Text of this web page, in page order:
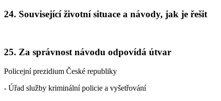
24. Související životní situace a návody, jak je řešit
25. Za správnost návodu odpovídá útvar
Policejní prezidium České republiky
- Úřad služby kriminální policie a vyšetřování